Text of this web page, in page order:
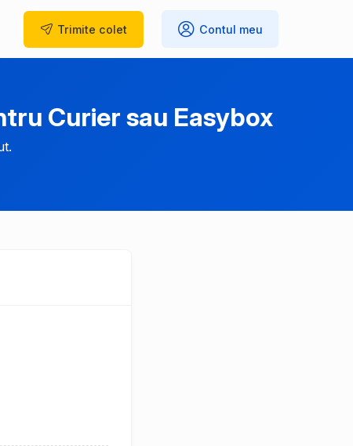
Trimite colet Contul meu
Curier sau Easybox